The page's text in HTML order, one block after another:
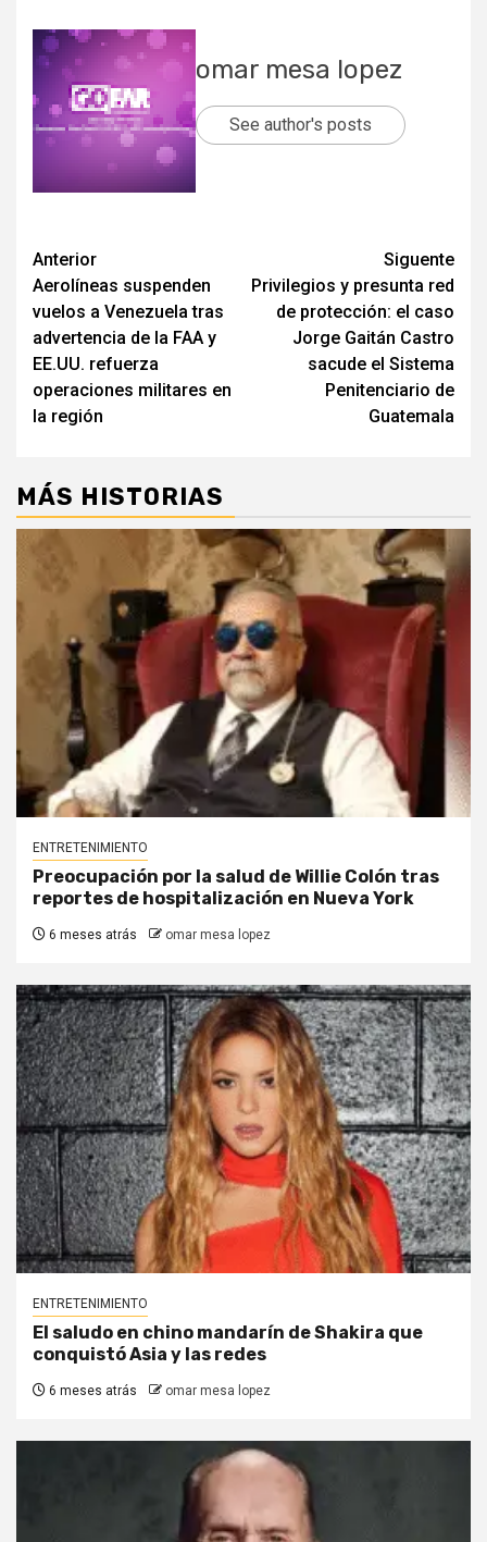
omar mesa lopez
See author's posts
Post
navigation
Anterior
Aerolíneas suspenden
vuelos a Venezuela tras
advertencia de la FAA y
EE.UU. refuerza
operaciones militares en
la región
Siguente
Privilegios y presunta red
de protección: el caso
Jorge Gaitán Castro
sacude el Sistema
Penitenciario de
Guatemala
MÁS HISTORIAS
ENTRETENIMIENTO
Preocupación por la salud de Willie Colón tras
reportes de hospitalización en Nueva York
6 meses atrás omar mesa lopez
ENTRETENIMIENTO
El saludo en chino mandarín de Shakira que
conquistó Asia y las redes
6 meses atrás omar mesa lopez